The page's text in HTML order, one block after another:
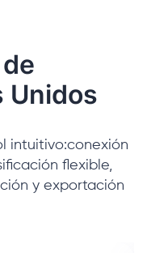
Unidos
intuitivo:conexión
flexible,
y exportación